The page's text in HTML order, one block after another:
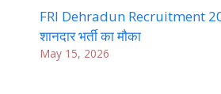
FRI Dehradun Recruitment
शानदार भर्ती का मौका
May 15, 2026